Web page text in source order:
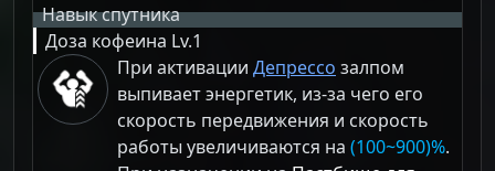
Навык спутника
Доза кофеина Lv.1
При активации Депрессо залпом
выпивает энергетик, из-за чего его
скорость передвижения и скорость
работы увеличиваются на (100~900)%.